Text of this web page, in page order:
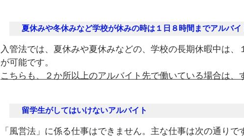
夏休みや冬休みなど学校が休みの時は１日８時間までアルバイ
入管法では、夏休みや夏休みなどの、学校の長期休暇中は、
が可能です。
こちらも、２か所以上のアルバイト先で働いている場合は、
留学生がしてはいけないアルバイト
「風営法」に係る仕事はできません。主な仕事は次の通りで